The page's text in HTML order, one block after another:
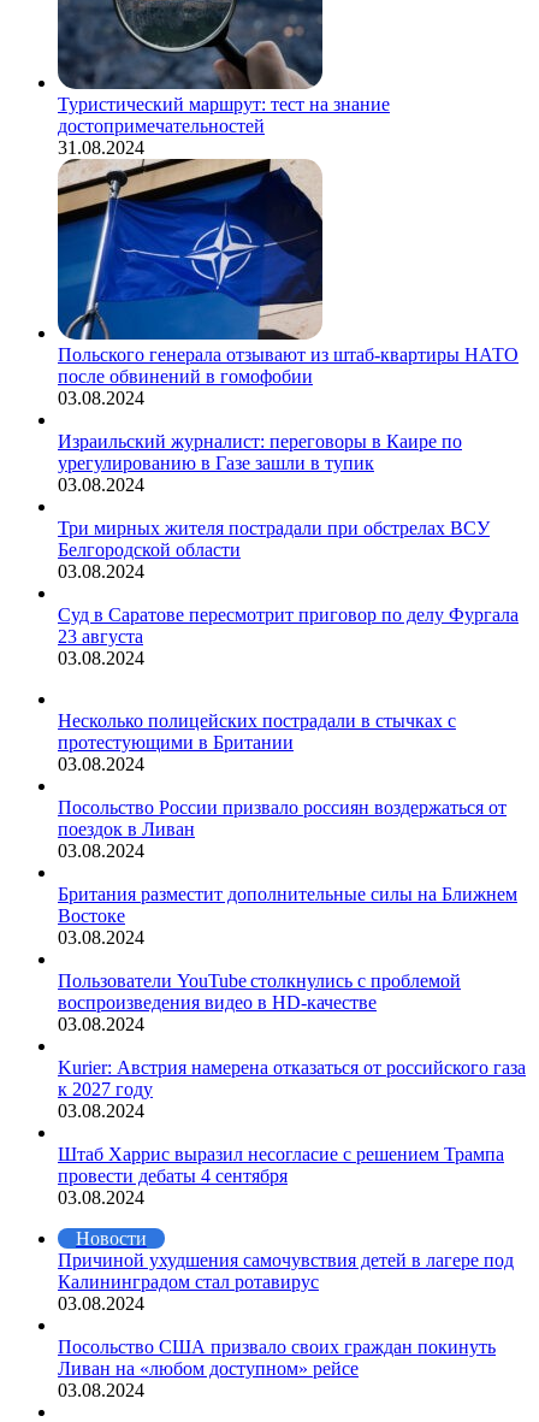
Туристический маршрут: тест на знание
достопримечательностей
31.08.2024
Польского генерала отзывают из штаб-квартиры НАТО
после обвинений в гомофобии
03.08.2024
Израильский журналист: переговоры в Каире по
урегулированию в Газе зашли в тупик
03.08.2024
Три мирных жителя пострадали при обстрелах ВСУ
Белгородской области
03.08.2024
Суд в Саратове пересмотрит приговор по делу Фургала
23 августа
03.08.2024
Несколько полицейских пострадали в стычках с
протестующими в Британии
03.08.2024
Посольство России призвало россиян воздержаться от
поездок в Ливан
03.08.2024
Британия разместит дополнительные силы на Ближнем
Востоке
03.08.2024
Пользователи YouTube столкнулись с проблемой
воспроизведения видео в HD-качестве
03.08.2024
Kurier: Австрия намерена отказаться от российского газа
к 2027 году
03.08.2024
Штаб Харрис выразил несогласие с решением Трампа
провести дебаты 4 сентября
03.08.2024
Новости
Причиной ухудшения самочувствия детей в лагере под
Калининградом стал ротавирус
03.08.2024
Посольство США призвало своих граждан покинуть
Ливан на «любом доступном» рейсе
03.08.2024